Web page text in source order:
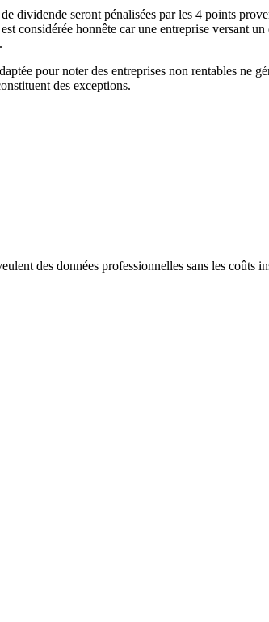
dividende seront pénalisées par les 4 points
considérée honnête car une entreprise versant
pour noter des entreprises non rentables
des exceptions.
des données professionnelles sans les coûts